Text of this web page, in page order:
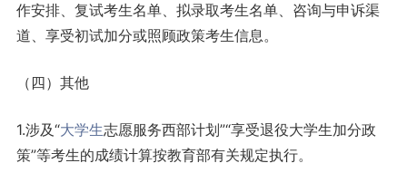
作安排、复试考生名单、拟录取考生名单、咨询与申诉渠
道、享受初试加分或照顾政策考生信息。
（四）其他
1.涉及“大学生志愿服务西部计划”“享受退役大学生加分政
策”等考生的成绩计算按教育部有关规定执行。